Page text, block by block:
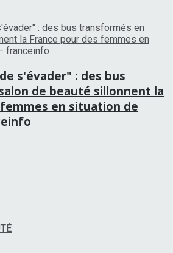
s'évader" : des bus
de beauté sillonnent la
en situation de